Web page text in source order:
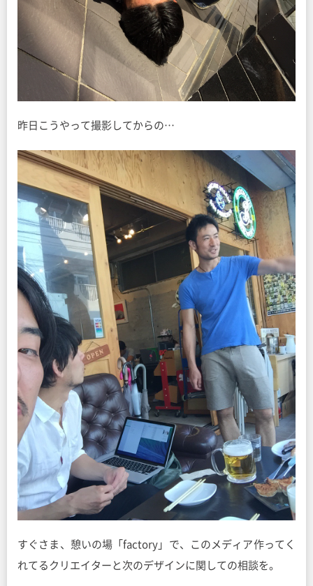
昨日こうやって撮影してからの…
すぐさま、憩いの場「factory」で、このメディア作ってく
れてるクリエイターと次のデザインに関しての相談を。